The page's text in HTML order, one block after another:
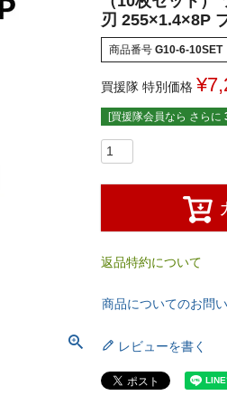
刃 255×1.4×8P
商品番号 G10-6-10SET
買援隊 特別価格 ¥
[買援隊会員なら さらに
返品特約について
商品についてのお問
レビューを書く